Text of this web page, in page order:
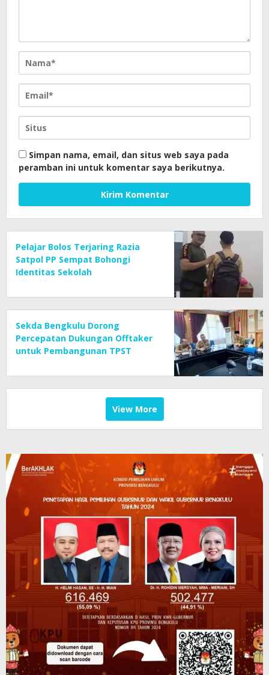
Simpan nama, email, dan situs web saya pada
peramban ini untuk komentar saya berikutnya.
Pelajar Bolos Terjaring Razia
Satpol PP Sempat Bohongi
Identitas Sekolah
Sekda Bengkulu Dorong
Percepatan Dukungan Offtaker
untuk Pembangunan TPST
View More